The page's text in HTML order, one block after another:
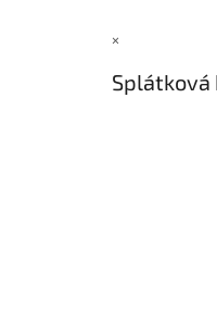
×
Splátková